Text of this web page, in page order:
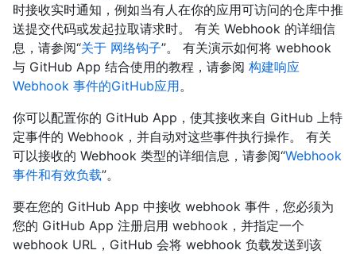
时接收实时通知，例如当有人在你的应用可访问的仓库中推
送提交代码或发起拉取请求时。 有关 Webhook 的详细信
息，请参阅“关于 网络钩子”。 有关演示如何将 webhook
与 GitHub App 结合使用的教程，请参阅 构建响应
Webhook 事件的GitHub应用。
你可以配置你的 GitHub App，使其接收来自 GitHub 上特
定事件的 Webhook，并自动对这些事件执行操作。 有关
可以接收的 Webhook 类型的详细信息，请参阅“Webhook
事件和有效负载”。
要在您的 GitHub App 中接收 webhook 事件，您必须为
您的 GitHub App 注册启用 webhook，并指定一个
webhook URL，GitHub 会将 webhook 负载发送到该